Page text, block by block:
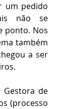
um pedido
não se
ponto. Nos
também
a ser
Gestora de
(processo